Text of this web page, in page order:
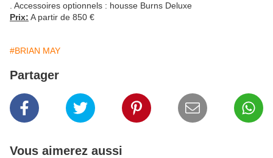
. Accessoires optionnels : housse Burns Deluxe
Prix: A partir de 850 €
#BRIAN MAY
Partager
Vous aimerez aussi